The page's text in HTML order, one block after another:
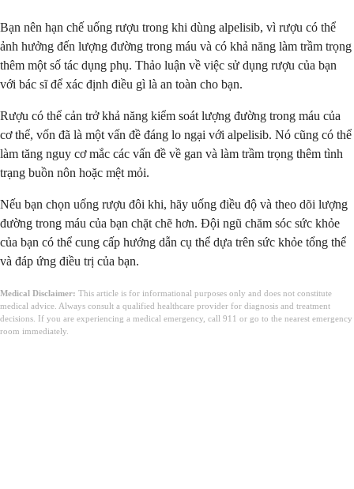
Bạn nên hạn chế uống rượu trong khi dùng alpelisib, vì rượu có thể
ảnh hưởng đến lượng đường trong máu và có khả năng làm trầm trọng
thêm một số tác dụng phụ. Thảo luận về việc sử dụng rượu của bạn
với bác sĩ để xác định điều gì là an toàn cho bạn.
Rượu có thể cản trở khả năng kiểm soát lượng đường trong máu của
cơ thể, vốn đã là một vấn đề đáng lo ngại với alpelisib. Nó cũng có thể
làm tăng nguy cơ mắc các vấn đề về gan và làm trầm trọng thêm tình
trạng buồn nôn hoặc mệt mỏi.
Nếu bạn chọn uống rượu đôi khi, hãy uống điều độ và theo dõi lượng
đường trong máu của bạn chặt chẽ hơn. Đội ngũ chăm sóc sức khỏe
của bạn có thể cung cấp hướng dẫn cụ thể dựa trên sức khỏe tổng thể
và đáp ứng điều trị của bạn.
Medical Disclaimer: This article is for informational purposes only and does not constitute
medical advice. Always consult a qualified healthcare provider for diagnosis and treatment
decisions. If you are experiencing a medical emergency, call 911 or go to the nearest emergency
room immediately.